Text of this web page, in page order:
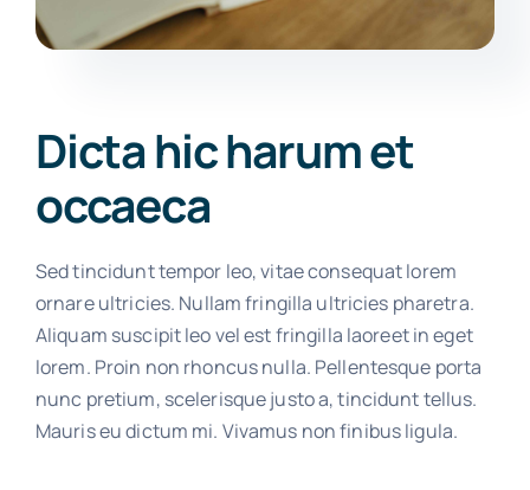
Dicta hic harum et
occaeca
Sed tincidunt tempor leo, vitae consequat lorem
ornare ultricies. Nullam fringilla ultricies pharetra.
Aliquam suscipit leo vel est fringilla laoreet in eget
lorem. Proin non rhoncus nulla. Pellentesque porta
nunc pretium, scelerisque justo a, tincidunt tellus.
Mauris eu dictum mi. Vivamus non finibus ligula.